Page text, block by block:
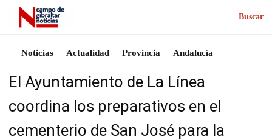
Buscar
Noticias Actualidad Provincia Andalucía
El Ayuntamiento de La Línea
coordina los preparativos en el
cementerio de San José para la